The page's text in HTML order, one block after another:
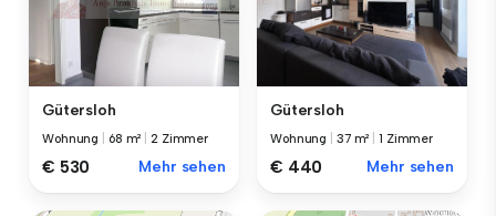
Gütersloh
Wohnung 68 m² |2 Zimmer
€ 530 Mehr sehen
Gütersloh
Wohnung 37 m² |1 Zimmer
€ 440 Mehr sehen